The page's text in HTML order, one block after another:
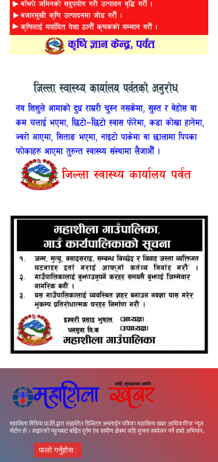
महाशिला मिडिया प्रा.लि.द्वारा सञ्चालित डिजिटल अनलाईन पत्रिका महाशिला खबर आधिकारिक न्यूज
पोर्टल हो । सञ्चारको पहुचबाट बञ्चित दुर्गम एंव ग्रामीण क्षेत्रमा सहि सुचना सम्प्रेसन गर्ने हाम्रो अभियान..
फलो गर्नुहोस :